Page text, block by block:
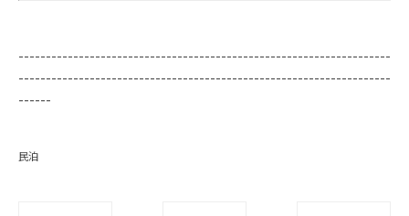
--------------------------------------------------------------------
--------------------------------------------------------------------
------
民泊